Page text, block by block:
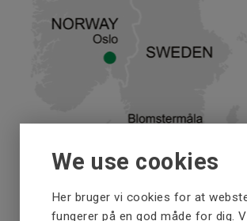
We use cookies
Her bruger vi cookies for at
fungerer på en god måde for dig.